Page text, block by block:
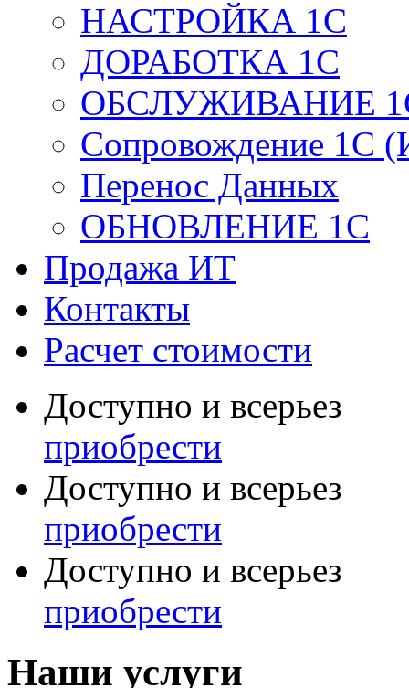
НАСТРОЙКА 1С
ДОРАБОТКА 1С
ОБСЛУЖИВАНИЕ
Сопровождение 1С
Перенос Данных
ОБНОВЛЕНИЕ 1С
Продажа ИТ
Контакты
Расчет стоимости
Доступно и всерьез
приобрести
Доступно и всерьез
приобрести
Доступно и всерьез
приобрести
Наши услуги